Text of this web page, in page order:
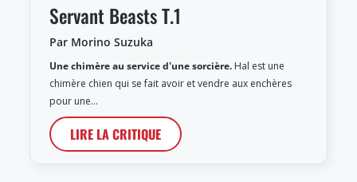
Servant Beasts T.1
Par Morino Suzuka
Une chimère au service d'une sorcière. Hal est une
chimère chien qui se fait avoir et vendre aux enchères
pour une…
LIRE LA CRITIQUE